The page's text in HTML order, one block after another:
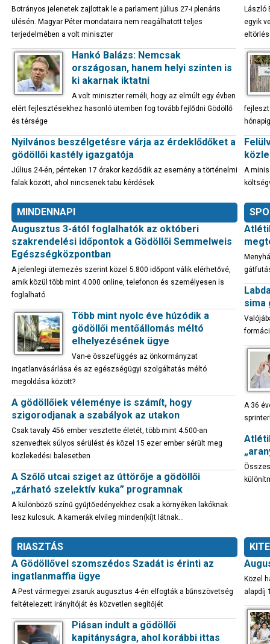
Botrányos jelenetek zajlottak le a parlament július 27-i plenáris
ülésén. Magyar Péter mondataira nem reagálhatott teljes
terjedelmében a volt miniszter
Hankó Balázs: Nemcsak
országosan, hanem helyi szinten is
ki akarnak iktatni
A volt miniszter reméli, hogy az elmúlt egy évben
elért fejlesztésekhez hasonló ütemben fog tovább fejlődni Gödöllő
és térsége
Nyilvános beszélgetésre várja az érdeklődőket a
gödöllői kastély igazgatója
Július 24-én, pénteken 17 órakor kezdődik az esemény a történelmi
falak között, ahol nincsenek tabu kérdések
László
egyik
A
MINDENNAPI
Augusztus 3-ától foglalhatók az októberi
szakrendelési időpontok a Gödöllői Semmelweis
Egészségközpontban
A jelenlegi ütemezés szerint közel 5.800 időpont válik elérhetővé,
amik közül több mint 4.000 online, telefonon és személyesen is
foglalható
Több mint nyolc éve húzódik a
gödöllői mentőállomás méltó
elhelyezésének ügye
Van-e összefüggés az önkormányzat
ingatlanvásárlása és az egészségügyi szolgáltatás méltó
megoldása között?
A gödöllőiek véleménye is számít, hogy
szigorodjanak a szabályok az utakon
Csak tavaly 456 ember vesztette életét, több mint 4.500-an
szenvedtek súlyos sérülést és közel 15 ezer ember sérült meg
közlekedési balesetben
A Szőlő utcai sziget az úttörője a gödöllői
„zárható szelektív kuka” programnak
A különböző színű gyűjtőedényekhez csak a környéken lakóknak
lesz kulcsuk. A kamerák elvileg minden(ki)t látnak…
sima
A 36
RIASZTÁS
A Gödöllővel szomszédos Szadát is érinti az
ingatlanmaffia ügye
A Pest vármegyei zsaruk augusztus 4-én elfogták a bűnszövetség
feltételezett irányítóját és közvetlen segítőjét
Piásan indult a gödöllői
kapitányságra, ahol korábbi ittas
Közel
alapdíj